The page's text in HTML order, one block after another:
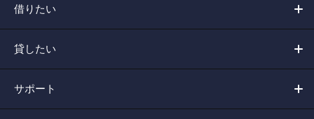
借りたい
貸したい
サポート